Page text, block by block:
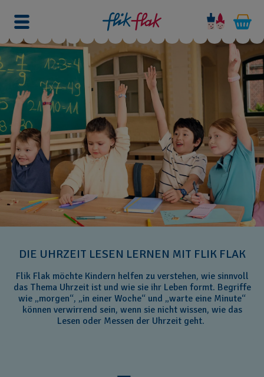
DIE UHRZEIT LESEN LERNEN MIT FLIK FLAK
Flik Flak möchte Kindern helfen zu verstehen, wie sinnvoll
das Thema Uhrzeit ist und wie sie ihr Leben formt. Begriffe
wie „morgen“, „in einer Woche“ und „warte eine Minute“
können verwirrend sein, wenn sie nicht wissen, wie das
Lesen oder Messen der Uhrzeit geht.